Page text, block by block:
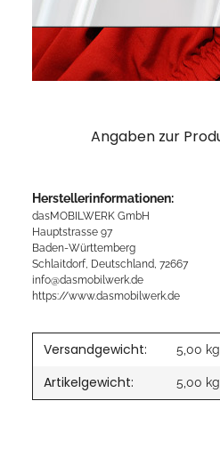
Angaben zur
Herstellerinformationen:
dasMOBILWERK GmbH
Hauptstrasse 97
Baden-Württemberg
Schlaitdorf, Deutschland, 72667
info@dasmobilwerk.de
https://www.dasmobilwerk.de
Versandgewicht: 5,00 kg
Artikelgewicht: 5,00 kg